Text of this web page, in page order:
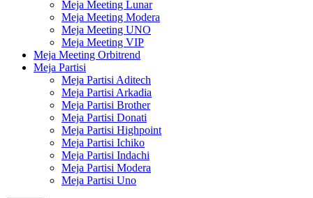
Meja Meeting Lunar
Meja Meeting Modera
Meja Meeting UNO
Meja Meeting VIP
Meja Meeting Orbitrend
Meja Partisi
Meja Partisi Aditech
Meja Partisi Arkadia
Meja Partisi Brother
Meja Partisi Donati
Meja Partisi Highpoint
Meja Partisi Ichiko
Meja Partisi Indachi
Meja Partisi Modera
Meja Partisi Uno